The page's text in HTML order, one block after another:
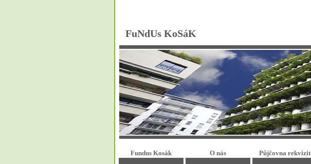
FuNdUs KoSáK
Fundus Kosák O nás Půjčovna rekvizit